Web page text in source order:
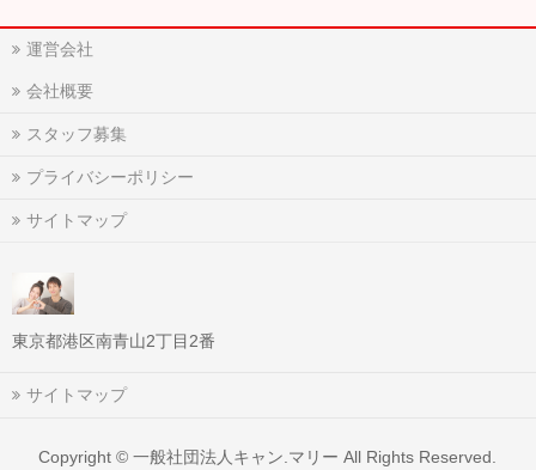
運営会社
会社概要
スタッフ募集
プライバシーポリシー
サイトマップ
東京都港区南青山2丁目2番
サイトマップ
Copyright ©一般社団法人キャン.マリー All Rights Reserved.